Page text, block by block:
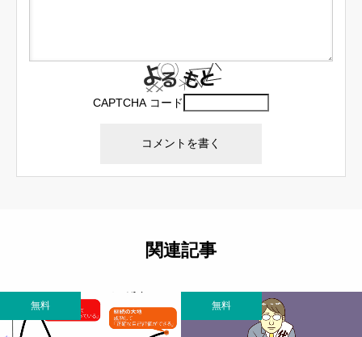
CAPTCHA コード
関連記事